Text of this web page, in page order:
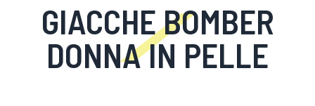
GIACCHE BOMBER
DONNA IN PELLE